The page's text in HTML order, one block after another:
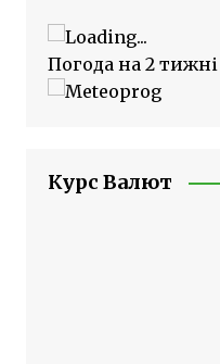
Погода на 2 тижні
Курс Валют